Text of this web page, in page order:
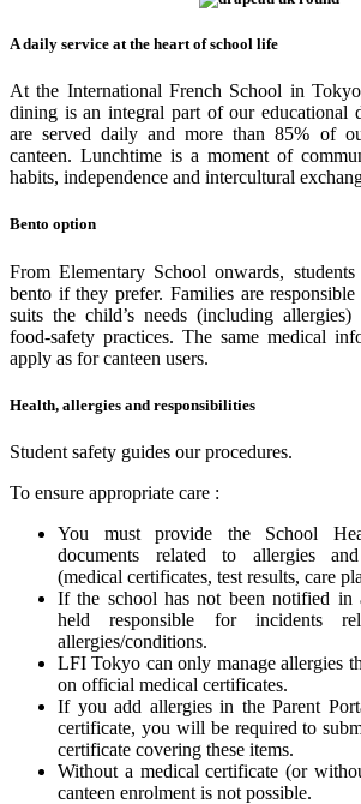
A daily service at the heart of school life
At the International French School in
dining is an integral part of our educational
are served daily and more than 85% of
canteen. Lunchtime is a moment of
habits, independence and intercultural
Bento option
From Elementary School onwards,
bento if they prefer. Families are
suits the child’s needs (including
food-safety practices. The same medical
apply as for canteen users.
Health, allergies and responsibilities
Student safety guides our procedures.
To ensure appropriate care :
You must provide the School
documents related to allergies
(medical certificates, test results, care
If the school has not been notified in
held responsible for incidents
allergies/conditions.
LFI Tokyo can only manage allergies
on official medical certificates.
If you add allergies in the Parent
certificate, you will be required to
certificate covering these items.
Without a medical certificate (or
canteen enrolment is not possible.